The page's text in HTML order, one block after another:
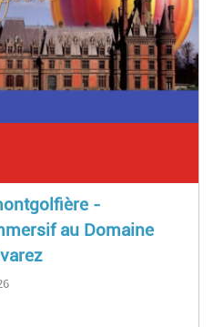
-
au Domaine